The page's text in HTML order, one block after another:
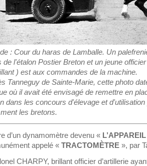
: Cour du haras de Lamballe. Un
de l'étalon Postier Breton et un jeune
) est aux commandes de la machine.
Tanneguy de Sainte-Marie, cette photo
où il avait été envisagé de remettre en
dans les concours d'élevage et
les bretons.
d’un dynamomètre devenu «
appelé « TRACTOMÈTRE », par
CHARPY, brillant officier d’artillerie